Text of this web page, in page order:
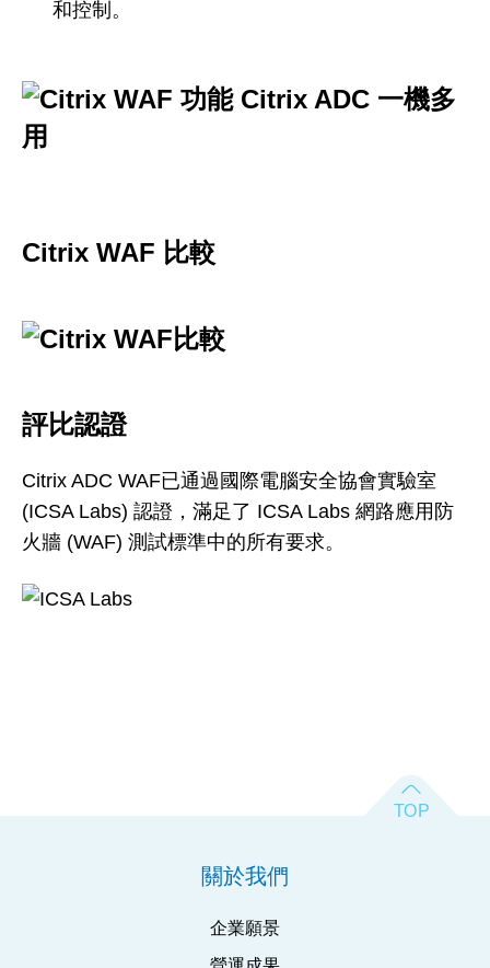
和控制。
Citrix WAF 比較
評比認證
Citrix ADC WAF已通過國際電腦安全協會實驗室
(ICSA Labs) 認證，滿足了 ICSA Labs 網路應用防
火牆 (WAF) 測試標準中的所有要求。
關於我們
企業願景